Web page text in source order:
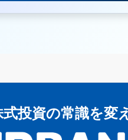
式投資の常識を変